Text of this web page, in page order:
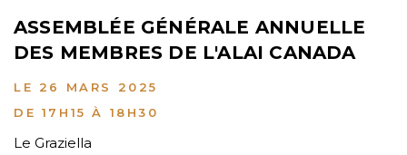
ASSEMBLÉE GÉNÉRALE ANNUELLE
DES MEMBRES DE L'ALAI CANADA
LE 26 MARS 2025
DE 17H15 À 18H30
Le Graziella